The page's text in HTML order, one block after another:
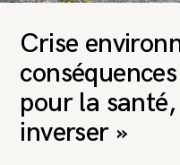
Crise
pour la
inverser »